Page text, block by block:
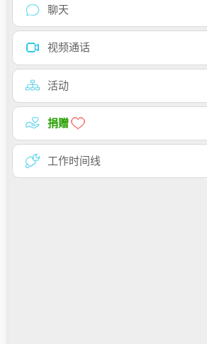
聊天
视频通话
活动
捐赠
工作时间线